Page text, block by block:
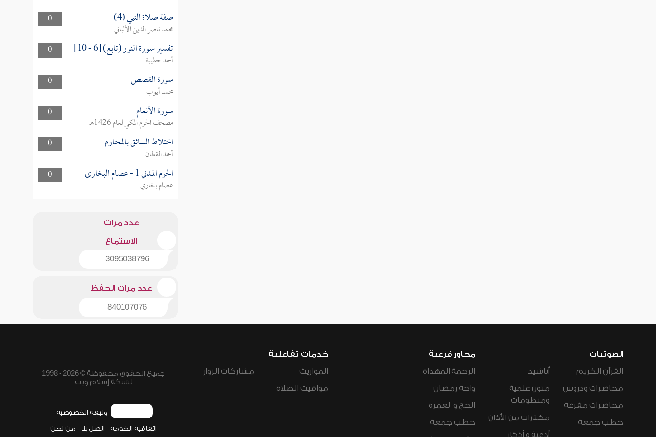
0 صفة صلاة النبي (4)
محمد ناصر الدين الألباني
0
تفسير سورة النور (تابع) [6 - 10]
أحمد حطيبة
0
سورة القصص
محمد أيوب
0
سورة الأنعام
مصحف الحرم المكي لعام 1426هـ
0
اختلاط السائق بالمحارم
أحمد القطان
0
الحرم المدني 1 - عصام البخارى
عصام بخاري
عدد مرات
الاستماع
3095038796
عدد مرات الحفظ
840107076
الصوتيات
القرآن الكريم
محاضرات ودروس
محاضرات مفرغة
خطب جمعة
أناشيد
متون علمية
ومنظومات
مختارات من الأذان
أدعية و أذكار
محاور فرعية
الرحمة المهداة
واحة رمضان
الحج و العمرة
خطب جمعة
خدمات تفاعلية
المواريث
مواقيت الصلاة
مشاركات الزوار
جميع الحقوق محفوظة © 2026 - 1998
لشبكة إسلام ويب
وثيقة الخصوصية
اتفاقية الخدمة اتصل بنا من نحن